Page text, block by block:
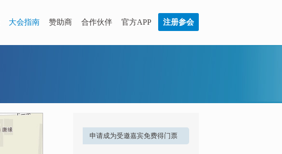
大会指南 赞助商 合作伙伴 官方APP 注册参会